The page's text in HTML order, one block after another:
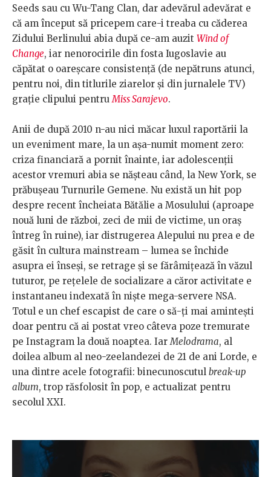
Seeds sau cu Wu-Tang Clan, dar adevărul adevărat e
că am început să pricepem care-i treaba cu căderea
Zidului Berlinului abia după ce-am auzit Wind of
Change, iar nenorocirile din fosta Iugoslavie au
căpătat o oareșcare consistență (de nepătruns atunci,
pentru noi, din titlurile ziarelor și din jurnalele TV)
grație clipului pentruMiss Sarajevo.
Anii de după 2010 n-au nici măcar luxul raportării la
un eveniment mare, la un așa-numit moment zero:
criza financiară a pornit înainte, iar adolescenții
acestor vremuri abia se nășteau când, la New York, se
prăbușeau Turnurile Gemene. Nu există un hit pop
despre recent încheiata Bătălie a Mosulului (aproape
nouă luni de război, zeci de mii de victime, un oraș
întreg în ruine), iar distrugerea Alepului nu prea e de
găsit în cultura mainstream – lumea se închide
asupra ei înseși, se retrage și se fărâmițează în văzul
tuturor, pe rețelele de socializare a căror activitate e
instantaneu indexată în niște mega-servere NSA.
Totul e un chef escapist de care o să-ți mai amintești
doar pentru că ai postat vreo câteva poze tremurate
pe Instagram la două noaptea. IarMelodrama, al
doilea album al neo-zeelandezei de 21 de ani Lorde, e
una dintre acele fotografii: binecunoscutul break-up
album, trop răsfolosit în pop, e actualizat pentru
secolul XXI.